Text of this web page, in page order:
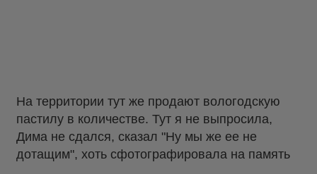
На территории тут же продают вологодскую
пастилу в количестве. Тут я не выпросила,
Дима не сдался, сказал "Ну мы же ее не
дотащим", хоть сфотографировала на память